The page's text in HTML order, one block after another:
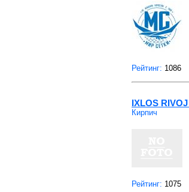
Рейтинг: 1086
IXLOS
Кирпич
Рейтинг: 1075